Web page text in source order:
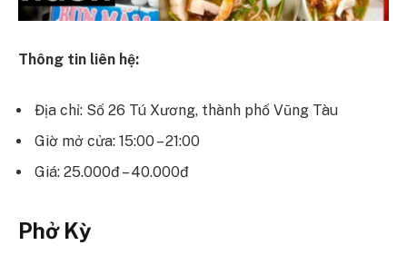
Thông tin liên hệ:
Địa chỉ: Số 26 Tú Xương, thành phố Vũng Tàu
Giờ mở cửa: 15:00 – 21:00
Giá: 25.000đ – 40.000đ
Phở Kỳ